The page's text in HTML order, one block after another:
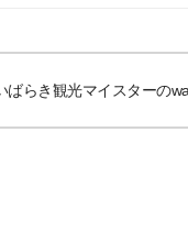
ばらき観光マイスターの